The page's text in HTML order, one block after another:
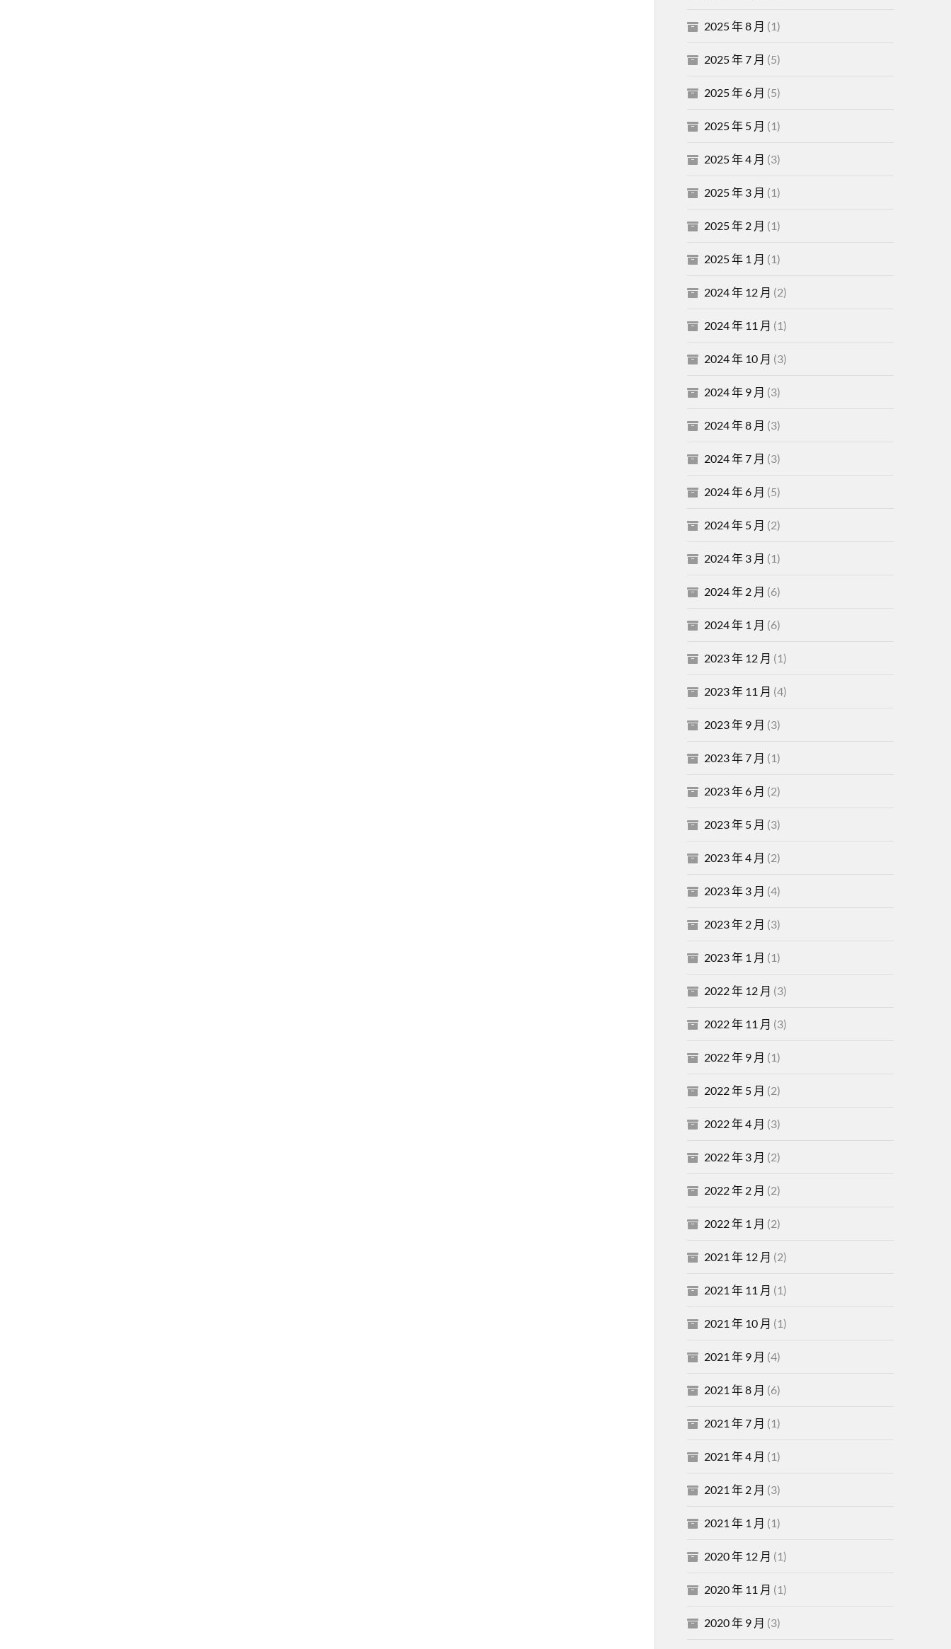
2025 年 8 月 (1)
2025 年 7 月 (5)
2025 年 6 月 (5)
2025 年 5 月 (1)
2025 年 4 月 (3)
2025 年 3 月 (1)
2025 年 2 月 (1)
2025 年 1 月 (1)
2024 年 12 月 (2)
2024 年 11 月 (1)
2024 年 10 月 (3)
2024 年 9 月 (3)
2024 年 8 月 (3)
2024 年 7 月 (3)
2024 年 6 月 (5)
2024 年 5 月 (2)
2024 年 3 月 (1)
2024 年 2 月 (6)
2024 年 1 月 (6)
2023 年 12 月 (1)
2023 年 11 月 (4)
2023 年 9 月 (3)
2023 年 7 月 (1)
2023 年 6 月 (2)
2023 年 5 月 (3)
2023 年 4 月 (2)
2023 年 3 月 (4)
2023 年 2 月 (3)
2023 年 1 月 (1)
2022 年 12 月 (3)
2022 年 11 月 (3)
2022 年 9 月 (1)
2022 年 5 月 (2)
2022 年 4 月 (3)
2022 年 3 月 (2)
2022 年 2 月 (2)
2022 年 1 月 (2)
2021 年 12 月 (2)
2021 年 11 月 (1)
2021 年 10 月 (1)
2021 年 9 月 (4)
2021 年 8 月 (6)
2021 年 7 月 (1)
2021 年 4 月 (1)
2021 年 2 月 (3)
2021 年 1 月 (1)
2020 年 12 月 (1)
2020 年 11 月 (1)
2020 年 9 月 (3)